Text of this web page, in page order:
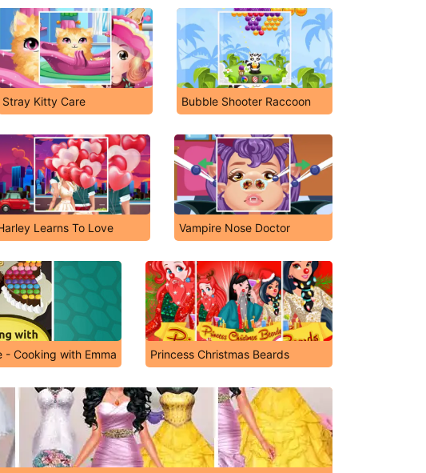
Stray Kitty Care Bubble Shooter Raccoon
Learns To Love Vampire Nose Doctor
- Cooking with Emma Princess Christmas Beards